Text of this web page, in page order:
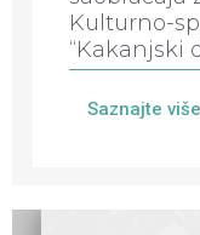
Kulturno-
“Kakanjski
Saznajte više